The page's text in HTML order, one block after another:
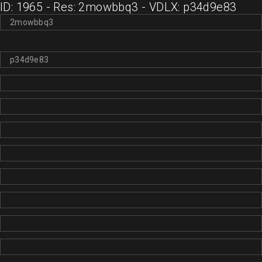
ID: 1965 - Res: 2mowbbq3 - VDLX: p34d9e83